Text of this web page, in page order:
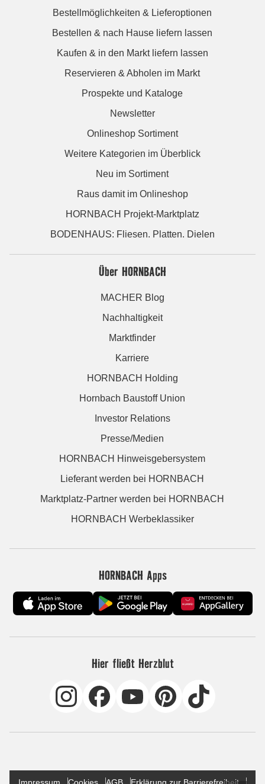
Bestellmöglichkeiten & Lieferoptionen
Bestellen & nach Hause liefern lassen
Kaufen & in den Markt liefern lassen
Reservieren & Abholen im Markt
Prospekte und Kataloge
Newsletter
Onlineshop Sortiment
Weitere Kategorien im Überblick
Neu im Sortiment
Raus damit im Onlineshop
HORNBACH Projekt-Marktplatz
BODENHAUS: Fliesen. Platten. Dielen
Über HORNBACH
MACHER Blog
Nachhaltigkeit
Marktfinder
Karriere
HORNBACH Holding
Hornbach Baustoff Union
Investor Relations
Presse/Medien
HORNBACH Hinweisgebersystem
Lieferant werden bei HORNBACH
Marktplatz-Partner werden bei HORNBACH
HORNBACH Werbeklassiker
HORNBACH Apps
Hier fließt Herzblut